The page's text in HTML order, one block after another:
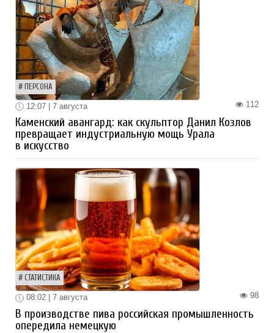
ПЕРСОНА
112
12:07 | 7 августа
Каменский авангард: как скульптор Данил Козлов
превращает индустриальную мощь Урала
в искусство
СТАТИСТИКА
98
08:02 | 7 августа
В производстве пива российская промышленность
опередила немецкую